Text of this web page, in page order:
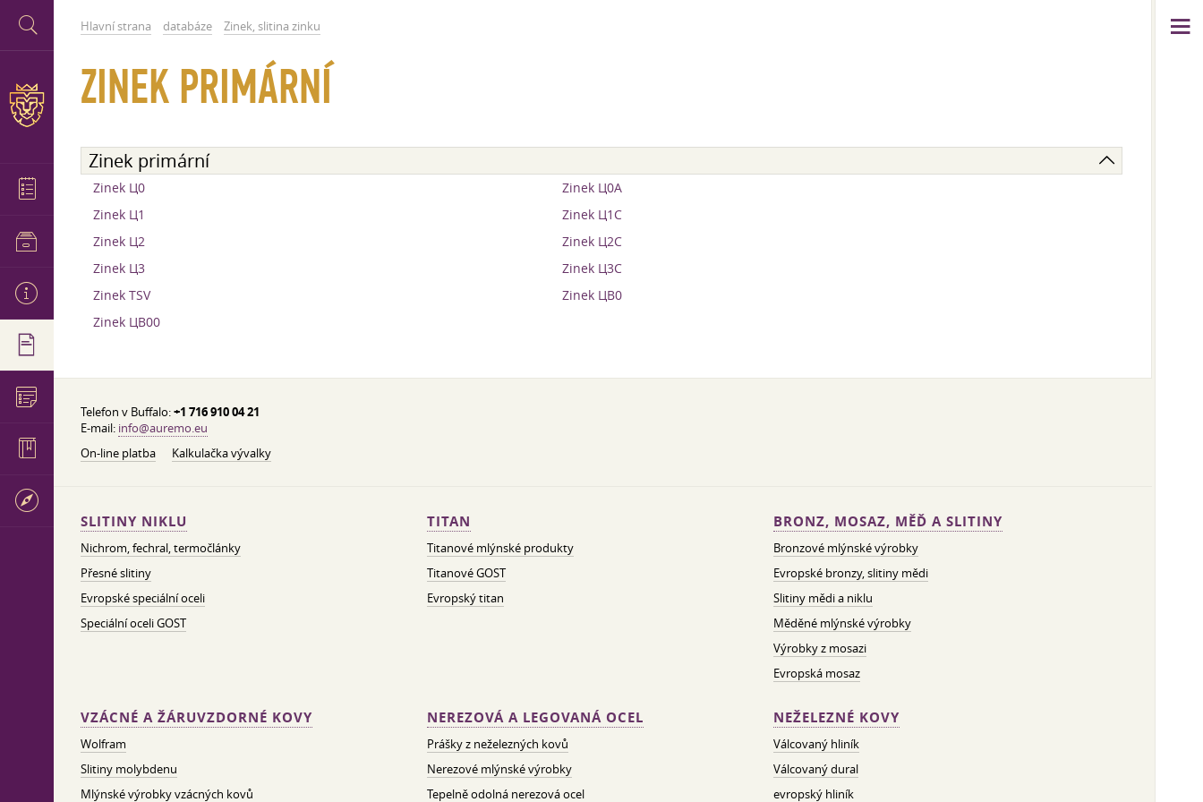
Hlavní strana databáze Zinek, slitina zinku
ZINEK PRIMÁRNÍ
Zinek primární
Zinek Ц0
Zinek Ц0А
Zinek Ц1
Zinek Ц1С
Zinek Ц2
Zinek Ц2С
Zinek Ц3
Zinek Ц3С
Zinek TSV
Zinek ЦВ0
Zinek ЦВ00
Telefon v Buffalo:+1 716 910 04 21
E-mail: info@auremo.eu
On-line platba
Kalkulačka vývalky
SLITINY NIKLU
Nichrom, fechral, termočlánky
Přesné slitiny
Evropské speciální oceli
Speciální oceli GOST
TITAN
Titanové mlýnské produkty
Titanové GOST
Evropský titan
BRONZ, MOSAZ, MĚĎ A SLITINY
Bronzové mlýnské výrobky
Evropské bronzy, slitiny mědi
Slitiny mědi a niklu
Měděné mlýnské výrobky
Výrobky z mosazi
Evropská mosaz
VZÁCNÉ A ŽÁRUVZDORNÉ KOVY
Wolfram
Slitiny molybdenu
Mlýnské výrobky vzácných kovů
NEREZOVÁ A LEGOVANÁ OCEL
Prášky z neželezných kovů
Nerezové mlýnské výrobky
Tepelně odolná nerezová ocel
NEŽELEZNÉ KOVY
Válcovaný hliník
Válcovaný dural
evropský hliník